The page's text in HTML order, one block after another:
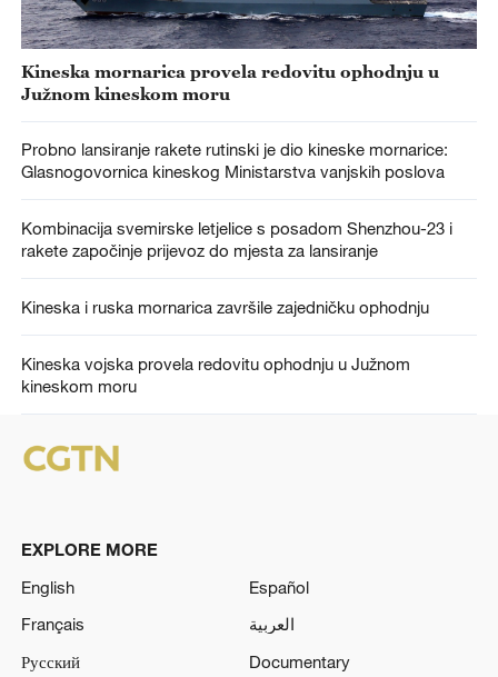
Kineska mornarica provela redovitu ophodnju u
Južnom kineskom moru
Probno lansiranje rakete rutinski je dio kineske mornarice:
Glasnogovornica kineskog Ministarstva vanjskih poslova
Kombinacija svemirske letjelice s posadom Shenzhou-23 i
rakete započinje prijevoz do mjesta za lansiranje
Kineska i ruska mornarica završile zajedničku ophodnju
Kineska vojska provela redovitu ophodnju u Južnom
kineskom moru
EXPLORE MORE
English
Español
Français
العربية
Русский
Documentary